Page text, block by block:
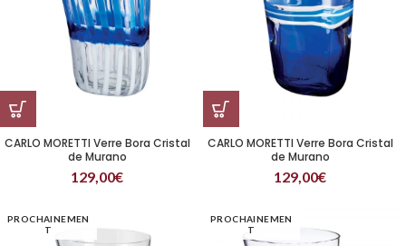
CARLO MORETTI Verre Bora Cristal
de Murano
129,00€
CARLO MORETTI Verre Bora Cristal
de Murano
129,00€
PROCHAINEMEN
T
PROCHAINEMEN
T